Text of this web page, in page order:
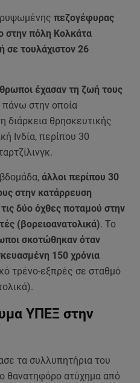
πεζογέφυρας
στην πόλη Κολκάτα
σε τουλάχιστον 26
έχασαν τη ζωή τους
πάνω στην οποία
διάρκεια θρησκευτικής
Ινδία, περίπου 30
άλλοι περίπου 30
στην κατάρρευση
δύο όχθες ποταμού στην
(βορειοανατολικά). Το
σκοτώθηκαν όταν
150 χρόνια
τρένο-εξπρές σε σταθμό
ΥΠΕΞ στην
τα συλλυπητήρια του
θανατηφόρο ατύχημα από